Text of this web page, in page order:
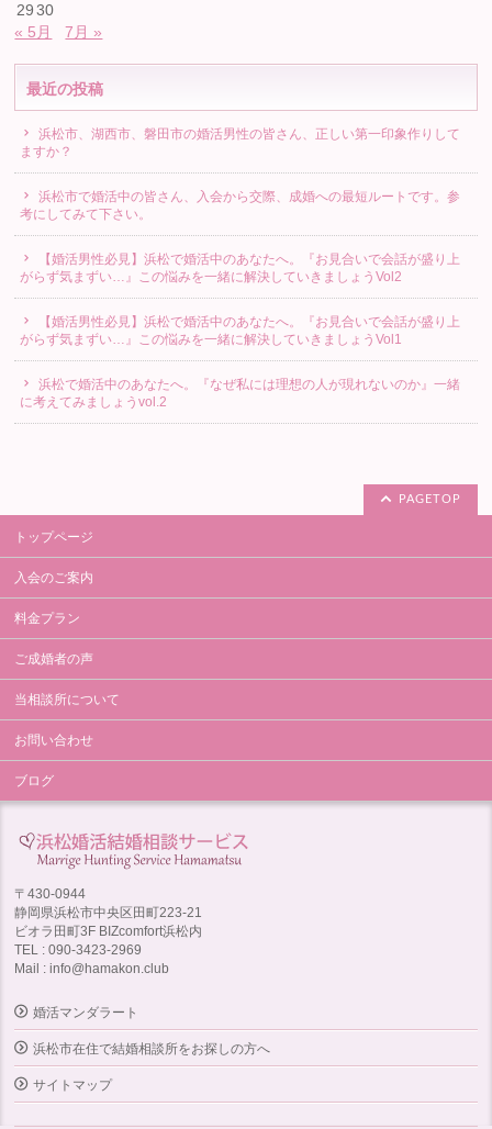
29 30
« 5月
7月 »
最近の投稿
浜松市、湖西市、磐田市の婚活男性の皆さん、正しい第一印象作りして
ますか？
浜松市で婚活中の皆さん、入会から交際、成婚への最短ルートです。参
考にしてみて下さい。
【婚活男性必見】浜松で婚活中のあなたへ。『お見合いで会話が盛り上
がらず気まずい…』この悩みを一緒に解決していきましょうVol2
【婚活男性必見】浜松で婚活中のあなたへ。『お見合いで会話が盛り上
がらず気まずい…』この悩みを一緒に解決していきましょうVol1
浜松で婚活中のあなたへ。『なぜ私には理想の人が現れないのか』一緒
に考えてみましょうvol.2
PAGETOP
トップページ
入会のご案内
料金プラン
ご成婚者の声
当相談所について
お問い合わせ
ブログ
〒430-0944
静岡県浜松市中央区田町223-21
ビオラ田町3F BIZcomfort浜松内
TEL : 090-3423-2969
Mail : info@hamakon.club
婚活マンダラート
浜松市在住で結婚相談所をお探しの方へ
サイトマップ